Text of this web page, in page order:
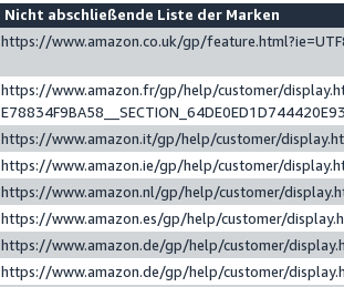
Nicht abschließende Liste der Marken
https://www.amazon.co.uk/gp/
https://www.amazon.fr/gp/help/customer/
https://www.amazon.it/gp/help/customer/
https://www.amazon.ie/gp/help/customer/
https://www.amazon.nl/gp/help/customer/
https://www.amazon.es/gp/help/customer/
https://www.amazon.de/gp/help/customer/
https://www.amazon.de/gp/help/customer/